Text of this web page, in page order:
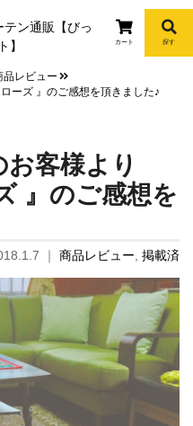
カート 探す
品レビュー
ーズ 』のご感想を頂きました♪
客様より
』のご感想を
｜ 商品レビュー 掲載済